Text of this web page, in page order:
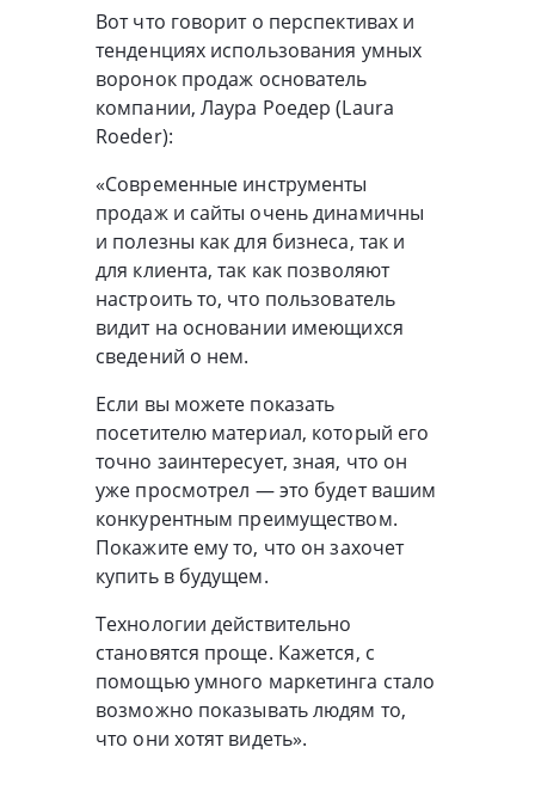
Вот что говорит о перспективах и
тенденциях использования умных
воронок продаж основатель
компании, Лаура Роедер (Laura
Roeder):
«Современные инструменты
продаж и сайты очень динамичны
и полезны как для бизнеса, так и
для клиента, так как позволяют
настроить то, что пользователь
видит на основании имеющихся
сведений о нем.
Если вы можете показать
посетителю материал, который его
точно заинтересует, зная, что он
уже просмотрел — это будет вашим
конкурентным преимуществом.
Покажите ему то, что он захочет
купить в будущем.
Технологии действительно
становятся проще. Кажется, с
помощью умного маркетинга стало
возможно показывать людям то,
что они хотят видеть».